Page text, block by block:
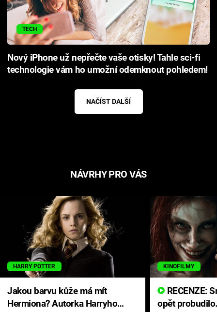
TECH
Nový iPhone už nepřečte vaše otisky! Tahle sci-fi
technologie vám ho umožní odemknout pohledem!
NAČÍST DALŠÍ
NÁVRHY PRO VÁS
HARRY POTTER
Jakou barvu kůže má mít
Hermiona? Autorka Harryho
KINOFILMY
opět